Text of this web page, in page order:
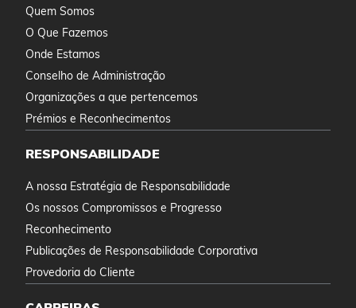
Quem Somos
O Que Fazemos
Onde Estamos
Conselho de Administração
Organizações a que pertencemos
Prémios e Reconhecimentos
RESPONSABILIDADE
A nossa Estratégia de Responsabilidade
Os nossos Compromissos e Progresso
Reconhecimento
Publicações de Responsabilidade Corporativa
Provedoria do Cliente